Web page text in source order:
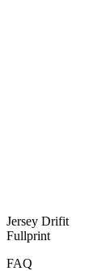
Jersey Drifit
Fullprint
FAQ